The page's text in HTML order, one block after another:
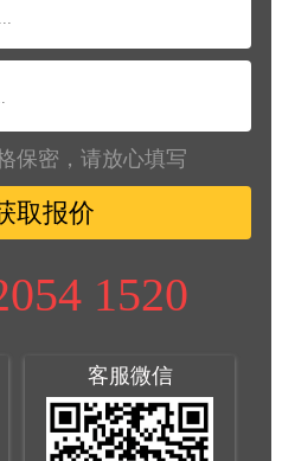
保密，请放心填写
取报价
1520
客服微信